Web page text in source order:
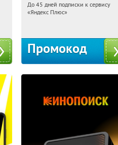
15:20:47 Получили:
До 45 дней подписки к сервису
«Яндекс Плюс»
Промокод